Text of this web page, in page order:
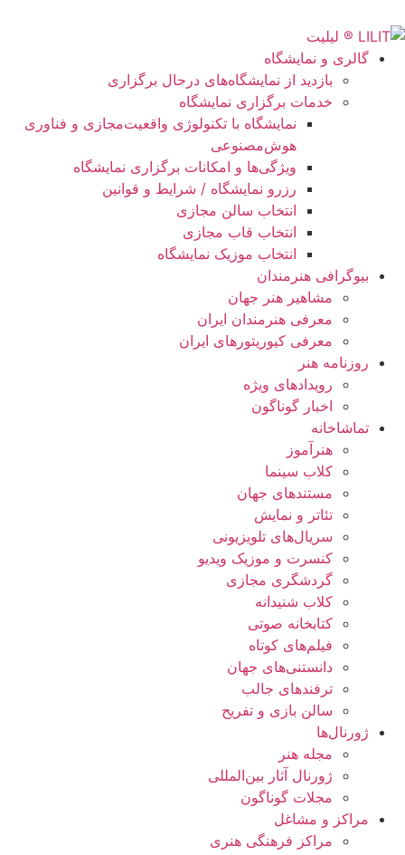
گالری و نمایشگاه
بازدید از نمایشگاه‌های درحال برگزاری
خدمات برگزاری نمایشگاه
نمایشگاه با تکنولوژی واقعیت‌مجازی و فناوری
هوش‌مصنوعی
ویژگی‌ها و امکانات برگزاری نمایشگاه
رزرو نمایشگاه / شرایط و قوانین
انتخاب سالن مجازی
انتخاب قاب مجازی
انتخاب موزیک نمایشگاه
بیوگرافی هنرمندان
مشاهیر هنر جهان
معرفی هنرمندان ایران
معرفی کیوریتورهای ایران
روزنامه هنر
رویدادهای ویژه
اخبار گوناگون
تماشاخانه
هنرآموز
کلاب سینما
مستندهای جهان
تئاتر و نمایش
سریال‌های تلویزیونی
کنسرت و موزیک ویدیو
گردشگری مجازی
کلاب شنیدانه
کتابخانه صوتی
فیلم‌های کوتاه
دانستنی‌های جهان
ترفندهای جالب
سالن بازی و تفریح
ژورنال‌ها
مجله هنر
ژورنال آثار بین‌المللی
مجلات گوناگون
مراکز و مشاغل
مراکز فرهنگی هنری